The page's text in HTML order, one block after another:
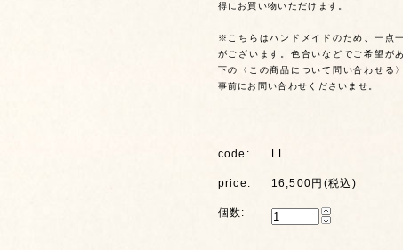
得にお買い物いただけます。
※こちらはハンドメイドのため、一点
がございます。色合いなどでご希望が
下の〈この商品について問い合わせる
事前にお問い合わせくださいませ。
code: LL
price: 16,500円(税込)
個数: